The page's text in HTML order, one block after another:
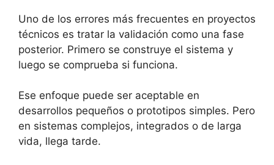
Uno de los errores más frecuentes en proyectos
técnicos es tratar la validación como una fase
posterior. Primero se construye el sistema y
luego se comprueba si funciona.
Ese enfoque puede ser aceptable en
desarrollos pequeños o prototipos simples. Pero
en sistemas complejos, integrados o de larga
vida, llega tarde.